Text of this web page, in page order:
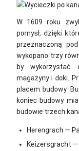
W 1609 roku
pomysł, dzięki
przeznaczoną
wykopano trzy
by wykorzystać
magazyny i doki.
placem budowy.
koniec budowy
budowie trzech
Herengrach —
Keizersgracht —